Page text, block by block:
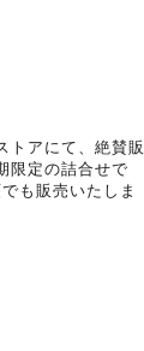
トアにて、絶賛販
限定の詰合せで
も販売いたしま